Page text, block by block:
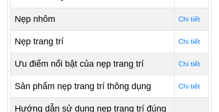
Nẹp nhôm Chi tiết
Nẹp trang trí Chi tiết
Ưu điểm nổi bật của nẹp trang trí Chi tiết
Sản phẩm nẹp trang trí thông dụng Chi tiết
Hướng dẫn sử dụng nẹp trang trí đúng